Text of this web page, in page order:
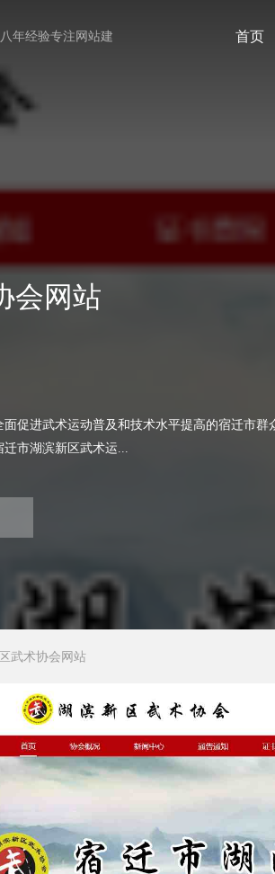
年经验专注网站建 首页
会网站
促进武术运动普及和技术水平提高的宿迁市群
市湖滨新区武术运...
武术协会网站